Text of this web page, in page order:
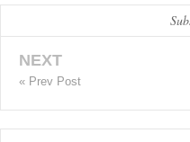
NEXT
« Prev Post